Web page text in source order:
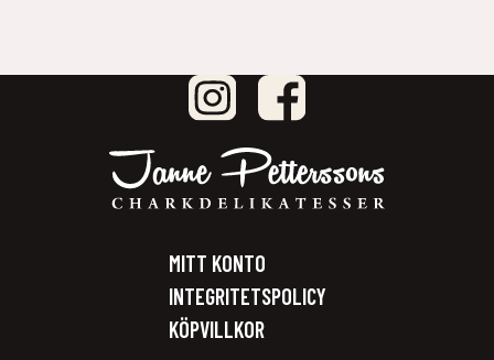
MITT KONTO
INTEGRITETSPOLICY
KÖPVILLKOR